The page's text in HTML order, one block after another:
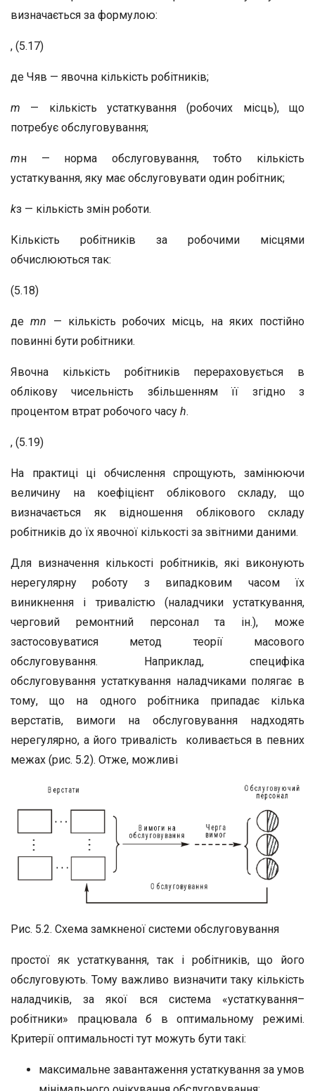
визначається за формулою:
, (5.17)
де Чяв — явочна кількість робітників;
m — кількість устаткування (робочих місць), що
потребує обслуговування;
mн — норма обслуговування, тобто кількість
устаткування, яку має обслуговувати один робітник;
kз — кількість змін роботи.
Кількість робітників за робочими місцями
обчислюються так:
(5.18)
деmn — кількість робочих місць, на яких постійно
повинні бути робітники.
Явочна кількість робітників перераховується в
облікову чисельність збільшенням її згідно з
процентом втрат робочого часу h.
, (5.19)
На практиці ці обчислення спрощують, замінюючи
величину на коефіцієнт облікового складу, що
визначається як відношення облікового складу
робітників до їх явочної кількості за звітними даними.
Для визначення кількості робітників, які виконують
нерегулярну роботу з випадковим часом їх
виникнення і тривалістю (наладчики устаткування,
черговий ремонтний персонал та ін.), може
застосовуватися метод теорії масового
обслуговування. Наприклад, специфіка
обслуговування устаткування наладчиками полягає в
тому, що на одного робітника припадає кілька
верстатів, вимоги на обслуговування надходять
нерегулярно, а його тривалість коливається в певних
межах (рис. 5.2). Отже, можливі
Рис. 5.2. Схема замкненої системи обслуговування
простої як устаткування, так і робітників, що його
обслуговують. Тому важливо визначити таку кількість
наладчиків, за якої вся система «устаткування–
робітники» працювала б в оптимальному режимі.
Критерії оптимальності тут можуть бути такі:
максимальне завантаження устаткування за умов